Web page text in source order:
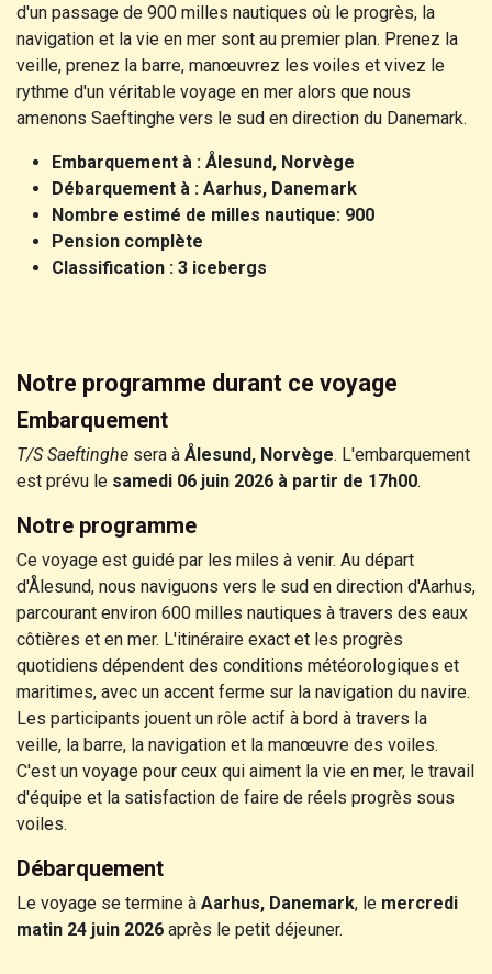
d'un passage de 900 milles nautiques où le progrès, la
navigation et la vie en mer sont au premier plan. Prenez la
veille, prenez la barre, manœuvrez les voiles et vivez le
rythme d'un véritable voyage en mer alors que nous
amenons Saeftinghe vers le sud en direction du Danemark.
Embarquement à : Ålesund, Norvège
Débarquement à : Aarhus, Danemark
Nombre estimé de milles nautique: 900
Pension complète
Classification : 3 icebergs
Notre programme durant ce voyage
Embarquement
T/S Saeftinghe sera à Ålesund, Norvège. L'embarquement
est prévu le samedi 06 juin 2026 à partir de 17h00.
Notre programme
Ce voyage est guidé par les miles à venir. Au départ
d'Ålesund, nous naviguons vers le sud en direction d'Aarhus,
parcourant environ 600 milles nautiques à travers des eaux
côtières et en mer. L'itinéraire exact et les progrès
quotidiens dépendent des conditions météorologiques et
maritimes, avec un accent ferme sur la navigation du navire.
Les participants jouent un rôle actif à bord à travers la
veille, la barre, la navigation et la manœuvre des voiles.
C'est un voyage pour ceux qui aiment la vie en mer, le travail
d'équipe et la satisfaction de faire de réels progrès sous
voiles.
Débarquement
Le voyage se termine à Aarhus, Danemark, le mercredi
matin 24 juin 2026 après le petit déjeuner.